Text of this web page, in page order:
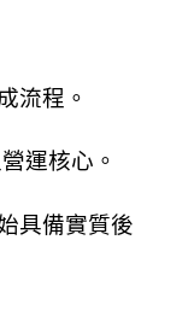
流程。
運核心。
具備實質後